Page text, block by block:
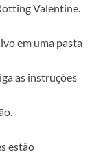
Valentine.
em uma pasta
as instruções
estão